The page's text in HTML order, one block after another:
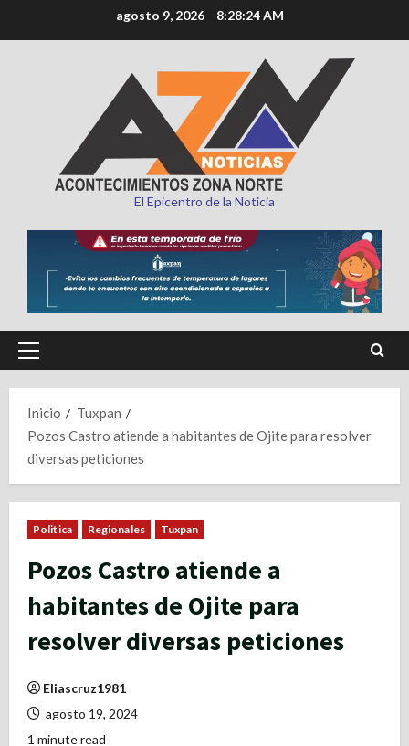
al
agosto 9, 2026 8:28:25 AM
El Epicentro de la Noticia
Menú
Inicio
Tuxpan
Pozos Castro atiende a habitantes de Ojite para resolver
diversas peticiones
Politica Regionales Tuxpan
Pozos Castro atiende a
habitantes de Ojite para
resolver diversas peticiones
Eliascruz1981
agosto 19, 2024
1 minute read